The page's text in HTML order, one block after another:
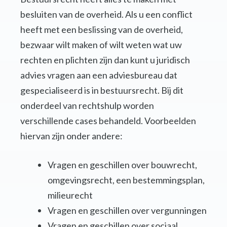
besluiten van de overheid. Als u een conflict
heeft met een beslissing van de overheid,
bezwaar wilt maken of wilt weten wat uw
rechten en plichten zijn dan kunt u juridisch
advies vragen aan een adviesbureau dat
gespecialiseerd is in bestuursrecht. Bij dit
onderdeel van rechtshulp worden
verschillende cases behandeld. Voorbeelden
hiervan zijn onder andere:
Vragen en geschillen over bouwrecht,
omgevingsrecht, een bestemmingsplan,
milieurecht
Vragen en geschillen over vergunningen